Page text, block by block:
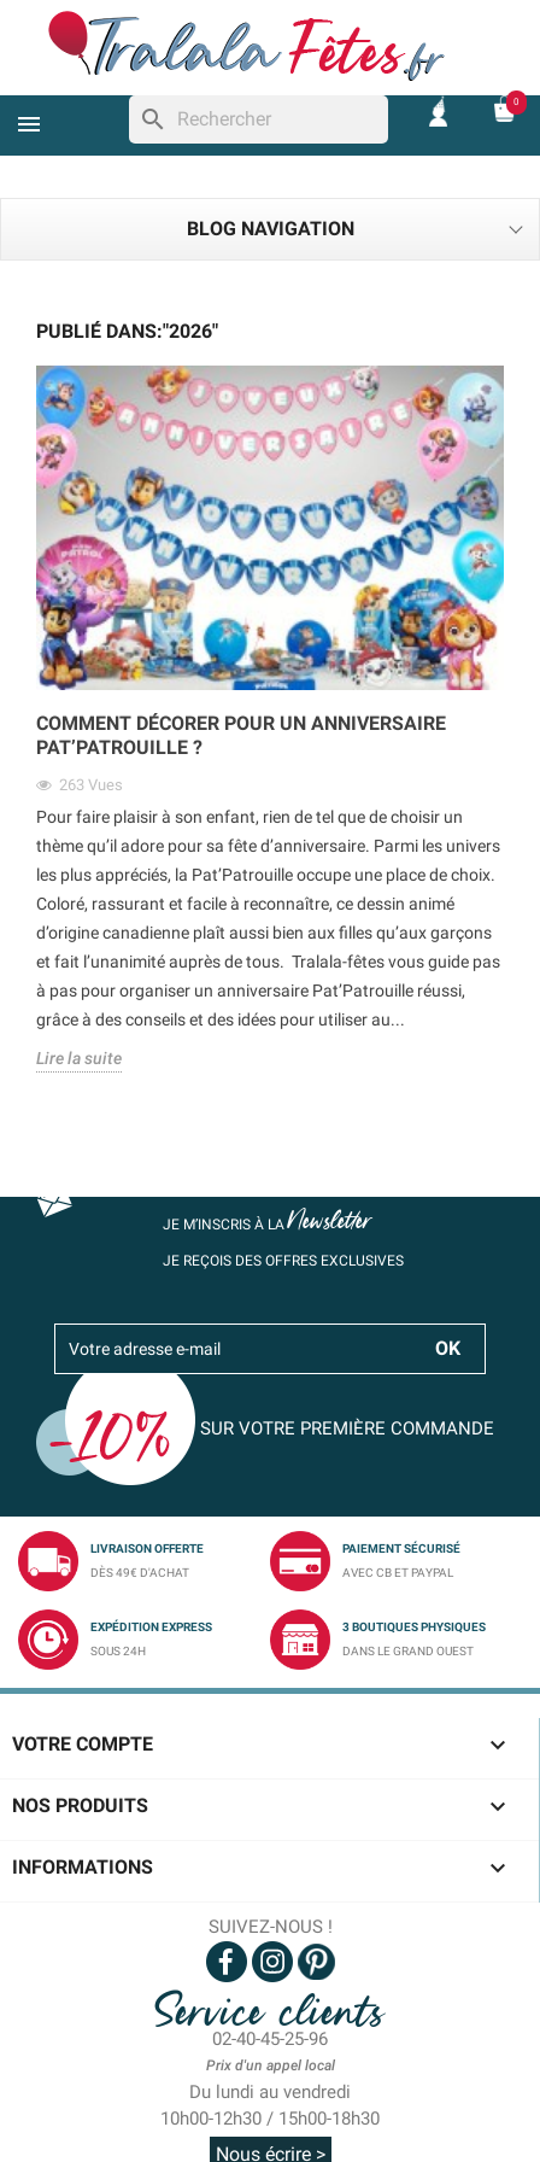
search
0
BLOG NAVIGATION
PUBLIÉ DANS:"2026"
COMMENT DÉCORER POUR UN ANNIVERSAIRE
PAT’PATROUILLE ?
263 Vues
Pour faire plaisir à son enfant, rien de tel que de choisir un
thème qu’il adore pour sa fête d’anniversaire. Parmi les univers
les plus appréciés, la Pat’Patrouille occupe une place de choix.
Coloré, rassurant et facile à reconnaître, ce dessin animé
d’origine canadienne plaît aussi bien aux filles qu’aux garçons
et fait l’unanimité auprès de tous. Tralala-fêtes vous guide pas
à pas pour organiser un anniversaire Pat’Patrouille réussi,
grâce à des conseils et des idées pour utiliser au...
Lire la suite
JE M’INSCRIS À LANewsletter
JE REÇOIS DES OFFRES EXCLUSIVES
SUR VOTRE PREMIÈRE COMMANDE
LIVRAISON OFFERTE
DÈS 49€ D'ACHAT
PAIEMENT SÉCURISÉ
AVEC CB ET PAYPAL
EXPÉDITION EXPRESS
SOUS 24H
3 BOUTIQUES PHYSIQUES
DANS LE GRAND OUEST
VOTRE COMPTE 
NOS PRODUITS 
INFORMATIONS 
SUIVEZ-NOUS !
Service clients
02-40-45-25-96
Prix d'un appel local
Du lundi au vendredi
10h00-12h30 / 15h00-18h30
Nous écrire >